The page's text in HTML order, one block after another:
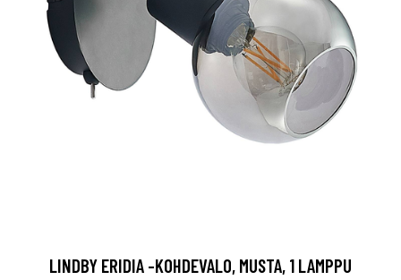
LINDBY ERIDIA -KOHDEVALO, MUSTA, 1 LAMPPU